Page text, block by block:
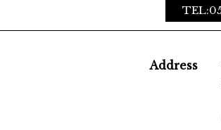
Address